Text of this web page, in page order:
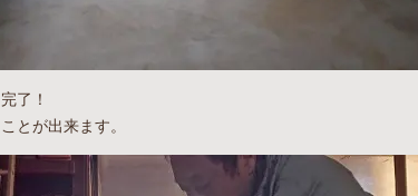
了！
とが出来ます。